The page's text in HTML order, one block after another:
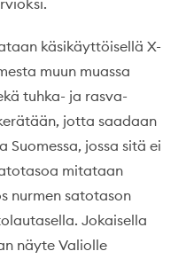
käsikäyttöisellä X-
muun muassa
tuhka- ja rasva-
jotta saadaan
jossa sitä ei
mitataan
nurmen satotason
Jokaisella
näyte Valiolle